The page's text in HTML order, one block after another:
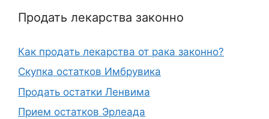
Продать лекарства законно
Как продать лекарства от рака законно?
Скупка остатков Имбрувика
Продать остатки Ленвима
Прием остатков Эрлеада